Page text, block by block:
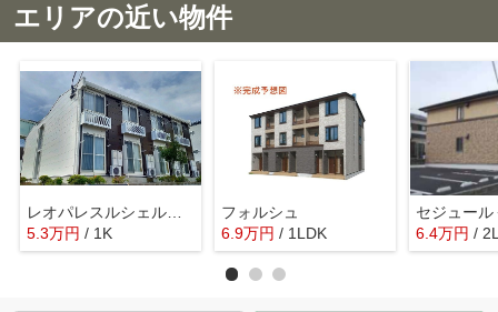
エリアの近い物件
レオパレスルシェルブルー
5.3万円 / 1K
フォルシュ
6.9万円 / 1LDK
セジュー
6.4万円 /